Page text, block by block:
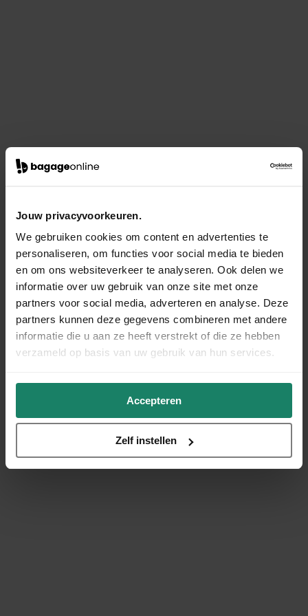
Jouw privacyvoorkeuren.
We gebruiken cookies om content en advertenties te
personaliseren, om functies voor social media te bieden
en om ons websiteverkeer te analyseren. Ook delen we
informatie over uw gebruik van onze site met onze
partners voor social media, adverteren en analyse. Deze
partners kunnen deze gegevens combineren met andere
informatie die u aan ze heeft verstrekt of die ze hebben
verzameld op basis van uw gebruik van hun services.
Accepteren
Zelf instellen